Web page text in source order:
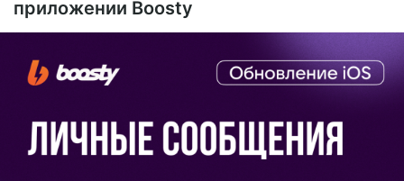
приложении Boosty